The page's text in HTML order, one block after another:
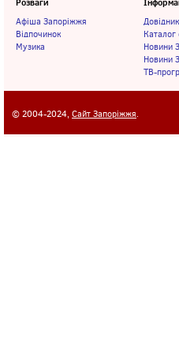
Афіша Запоріжжя
Відпочинок
Музика
Каталог
Новини
Новини
ТВ-
© 2004-2024, Сайт Запоріжжя.